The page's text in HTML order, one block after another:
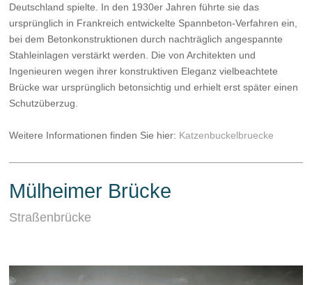
Deutschland spielte. In den 1930er Jahren führte sie das
ursprünglich in Frankreich entwickelte Spannbeton-Verfahren ein,
bei dem Betonkonstruktionen durch nachträglich angespannte
Stahleinlagen verstärkt werden. Die von Architekten und
Ingenieuren wegen ihrer konstruktiven Eleganz vielbeachtete
Brücke war ursprünglich betonsichtig und erhielt erst später einen
Schutzüberzug.
Weitere Informationen finden Sie hier: Katzenbuckelbruecke
Mülheimer Brücke
Straßenbrücke